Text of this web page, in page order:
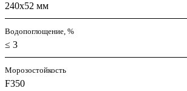
240x52 мм
Водопоглощение, %
≤ 3
Морозостойкость
F350